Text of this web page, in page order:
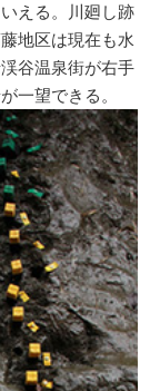
える。川廻し跡
地区は現在も水
谷温泉街が右手
一望できる。